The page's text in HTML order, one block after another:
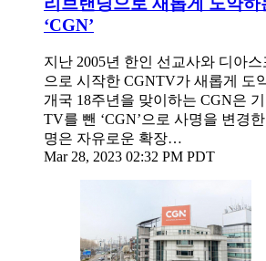
‘CGN’
지난 2005년 한인 선교사와 디아
으로 시작한 CGNTV가 새롭게 도
개국 18주년을 맞이하는 CGN은
TV를 뺀 ‘CGN’으로 사명을 변경
명은 자유로운 확장…
Mar 28, 2023 02:32 PM PDT